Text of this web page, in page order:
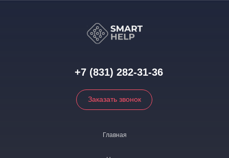
Главная
+7 (831) 282-31-36
Заказать звонок